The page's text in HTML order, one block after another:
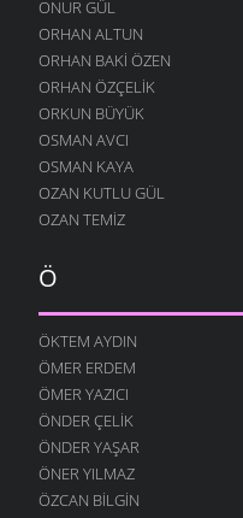
DINLE BENI OĞULCAN
11 OCAK 2009
FILISTIN İÇIN UYAN
7 OCAK 2009
AĞLARDI
7 OCAK 2009
KÖYÜMÜ TANI
7 OCAK 2009
ONUR GÜL
ORHAN ALTUN
ORHAN BAKI ÖZEN
ORHAN ÖZÇELIK
ORKUN BÜYÜK
OSMAN AVCI
OSMAN KAYA
OZAN KUTLU GÜL
OZAN TEMIZ
Ö
ÖKTEM AYDIN
ÖMER ERDEM
ÖMER YAZICI
ÖNDER ÇELIK
ÖNDER YAŞAR
ÖNER YILMAZ
ÖZCAN BILGIN